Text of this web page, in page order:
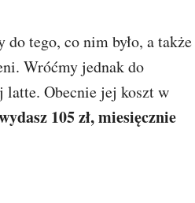
tego, co nim było, a także
Wróćmy jednak do
latte. Obecnie jej koszt w
105 zł, miesięcznie